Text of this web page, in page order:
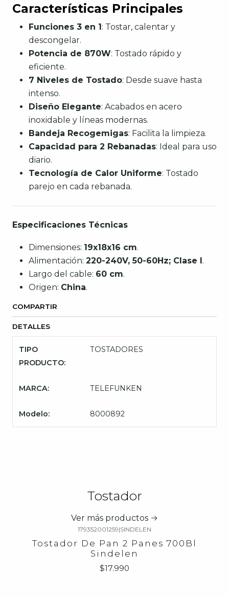
Características Principales
Funciones 3 en 1: Tostar, calentar y
descongelar.
Potencia de 870W: Tostado rápido y
eficiente.
7 Niveles de Tostado: Desde suave hasta
intenso.
Diseño Elegante: Acabados en acero
inoxidable y líneas modernas.
Bandeja Recogemigas: Facilita la limpieza.
Capacidad para 2 Rebanadas: Ideal para uso
diario.
Tecnología de Calor Uniforme: Tostado
parejo en cada rebanada.
Especificaciones Técnicas
Dimensiones: 19x18x16 cm.
Alimentación: 220-240V, 50-60Hz; Clase I.
Largo del cable: 60 cm.
Origen: China.
COMPARTIR
DETALLES
TIPO
PRODUCTO:
TOSTADORES
MARCA: TELEFUNKEN
Modelo: 8000892
Tostador
Ver más productos
179352001259|SINDELEN
Tostador De Pan 2 Panes 700Bl
Sindelen
$17.990